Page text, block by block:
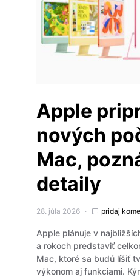
Apple
nových
Mac,
detaily
28. júla 2026 pridaj
Apple plánuje v
a rokoch predstaviť
Mac, ktoré sa budú líšiť
výkonom aj funkciami.